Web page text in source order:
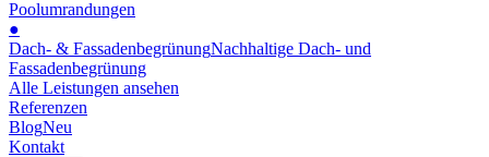
Poolumrandungen
●
Dach- & FassadenbegrünungNachhaltige Dach- und
Fassadenbegrünung
Alle Leistungen ansehen
Referenzen
BlogNeu
Kontakt